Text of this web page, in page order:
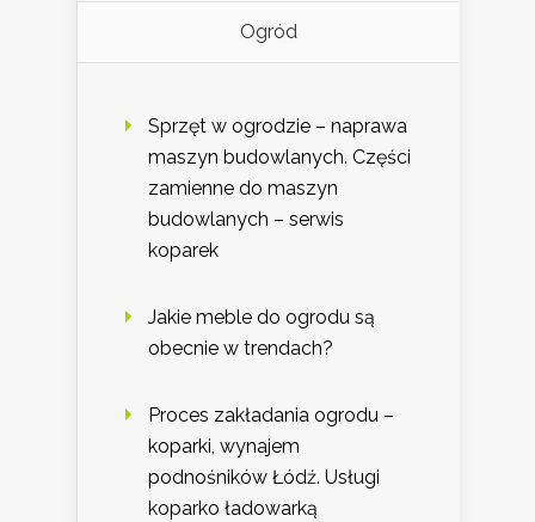
Ogród
Sprzęt w ogrodzie – naprawa
maszyn budowlanych. Części
zamienne do maszyn
budowlanych – serwis
koparek
Jakie meble do ogrodu są
obecnie w trendach?
Proces zakładania ogrodu –
koparki, wynajem
podnośników Łódź. Usługi
koparko ładowarką